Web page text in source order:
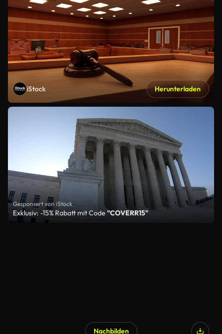
iStock Herunterladen
Gesponsert von iStock
Exklusiv: -15% Rabatt mit Code "COVERR15"
Nachbilden